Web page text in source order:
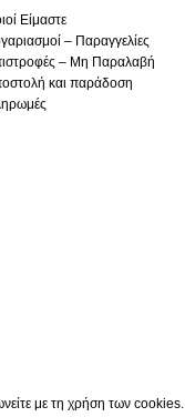
Είμαστε
– Παραγγελίες
– Μη Παραλαβή
και παράδοση
με τη χρήση των cookies.